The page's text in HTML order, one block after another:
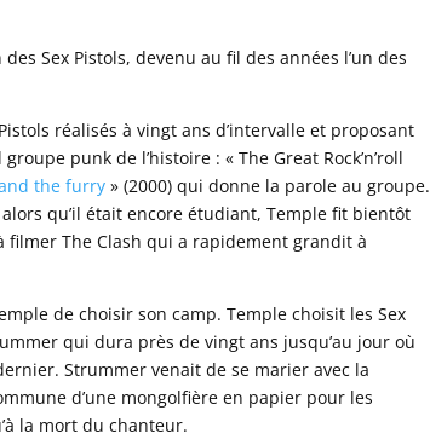
Sex Pistols, devenu au fil des années l’un des
réalisés à vingt ans d’intervalle et proposant
punk de l’histoire : « The Great Rock’n’roll
the furry » (2000) qui donne la parole au groupe.
qu’il était encore étudiant, Temple fit bientôt
The Clash qui a rapidement grandit à
de choisir son camp. Temple choisit les Sex
qui dura près de vingt ans jusqu’au jour où
Strummer venait de se marier avec la
d’une mongolfière en papier pour les
la mort du chanteur.